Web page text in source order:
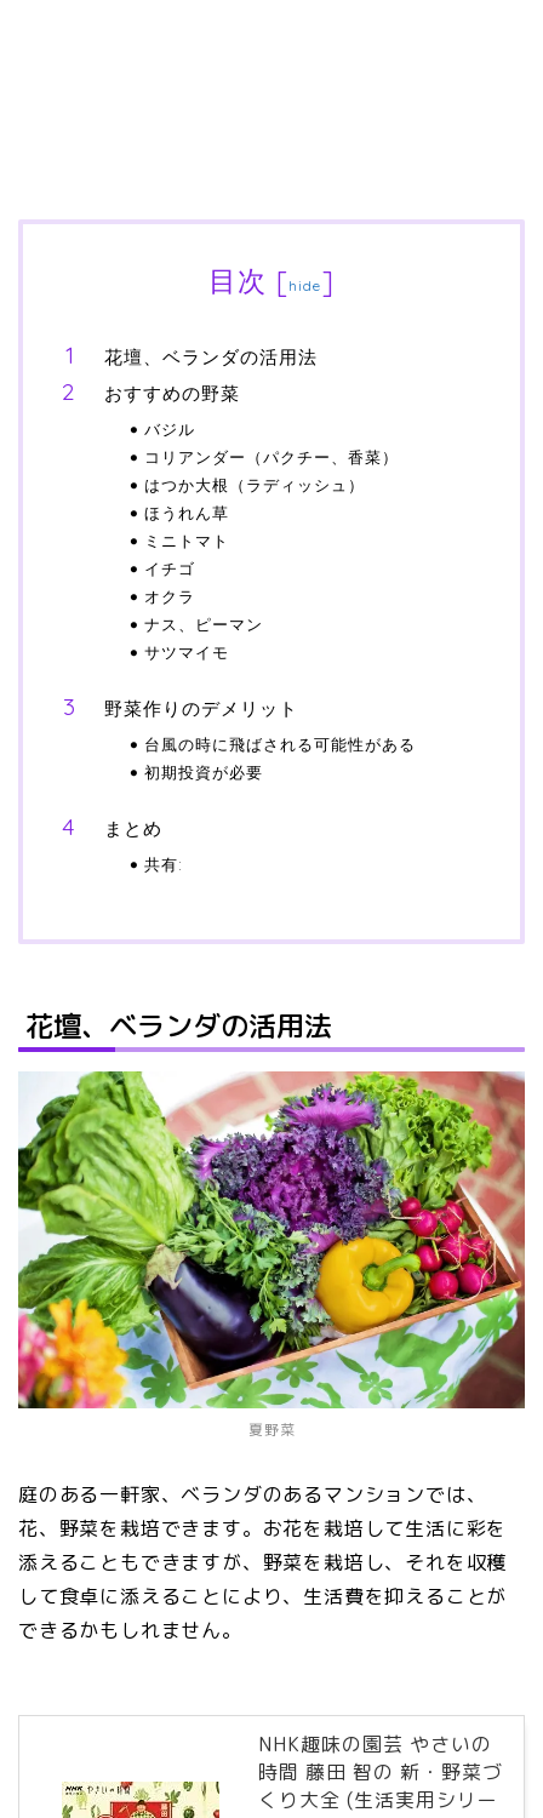
目次 [hide]
花壇、ベランダの活用法
おすすめの野菜
バジル
コリアンダー（パクチー、香菜）
はつか大根（ラディッシュ）
ほうれん草
ミニトマト
イチゴ
オクラ
ナス、ピーマン
サツマイモ
野菜作りのデメリット
台風の時に飛ばされる可能性がある
初期投資が必要
まとめ
共有:
花壇、ベランダの活用法
夏野菜
庭のある一軒家、ベランダのあるマンションでは、
花、野菜を栽培できます。お花を栽培して生活に彩を
添えることもできますが、野菜を栽培し、それを収穫
して食卓に添えることにより、生活費を抑えることが
できるかもしれません。
NHK趣味の園芸 やさいの
時間 藤田 智の 新・野菜づ
くり大全 (生活実用シリー